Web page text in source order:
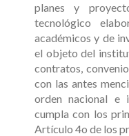
planes y
tecnológico
académicos y de
el objeto del
contratos,
con las antes
orden nacional e
cumpla con los
Artículo 4o de los